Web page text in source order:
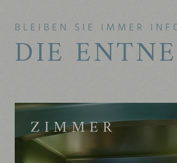
BLEIBEN SIE IMMER
DIE
ZIMMER